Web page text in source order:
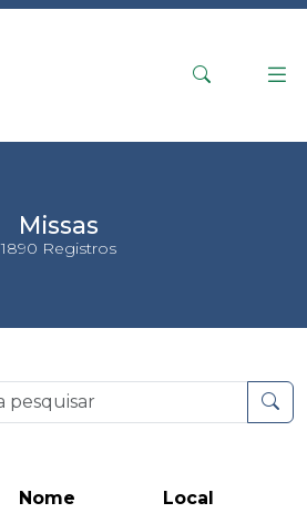
Missas
1890 Registros
Nome Local